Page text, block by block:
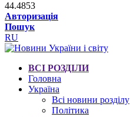
44.4853
Авторизація
Пошук
RU
ВСІ РОЗДІЛИ
Головна
Україна
Всі новини розділу
Політика